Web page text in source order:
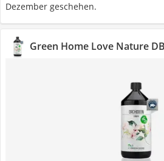
Dezember geschehen.
Green Home Love Nature